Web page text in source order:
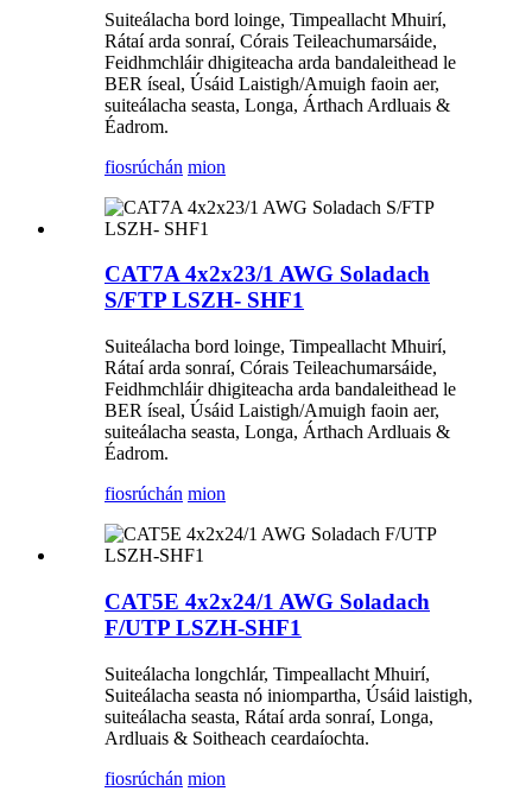
Suiteálacha bord loinge, Timpeallacht Mhuirí,
Rátaí arda sonraí, Córais Teileachumarsáide,
Feidhmchláir dhigiteacha arda bandaleithead le
BER íseal, Úsáid Laistigh/Amuigh faoin aer,
suiteálacha seasta, Longa, Árthach Ardluais &
Éadrom.
fiosrúchán mion
CAT7A 4x2x23/1 AWG Soladach
S/FTP LSZH- SHF1
Suiteálacha bord loinge, Timpeallacht Mhuirí,
Rátaí arda sonraí, Córais Teileachumarsáide,
Feidhmchláir dhigiteacha arda bandaleithead le
BER íseal, Úsáid Laistigh/Amuigh faoin aer,
suiteálacha seasta, Longa, Árthach Ardluais &
Éadrom.
fiosrúchán mion
CAT5E 4x2x24/1 AWG Soladach
F/UTP LSZH-SHF1
Suiteálacha longchlár, Timpeallacht Mhuirí,
Suiteálacha seasta nó iniompartha, Úsáid laistigh,
suiteálacha seasta, Rátaí arda sonraí, Longa,
Ardluais & Soitheach ceardaíochta.
fiosrúchán mion